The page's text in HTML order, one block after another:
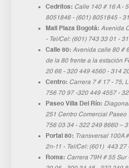
Cedritos: Calle 140 # 16 A -
8051846 - (601) 8051845 - 3
Mall Plaza Bogotá: Avenida
- Tel/Cel: (601) 743 33 01 -
Calle 80: Avenida calle 80 #
de la 80 frente a la estación
20 66 - 320 449 4560 - 314
Centro: Carrera 7 # 17 - 75,
756 70 97 -320 449 4557 -
Paseo Villa Del Río:
251 Centro Comercial Paseo
756 03 34 - 322 249 8660 –
Portal 80: Transversal 100A
2n-11 - Tel/Cel: (601) 443 27
Roma: Carrera 79H # 55